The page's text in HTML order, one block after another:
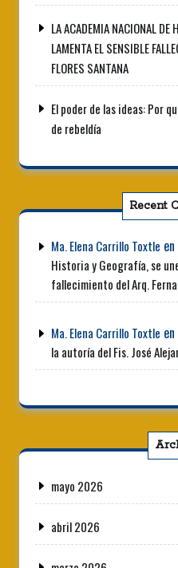
LA ACADEMIA NACIONAL DE
LAMENTA EL SENSIBLE
FLORES SANTANA
El poder de las ideas: Por
de rebeldía
Recent
Ma. Elena Carrillo Toxtle en
Historia y Geografía, se
fallecimiento del Arq.
Ma. Elena Carrillo Toxtle en
la autoría del Fis. José
mayo 2026
abril 2026